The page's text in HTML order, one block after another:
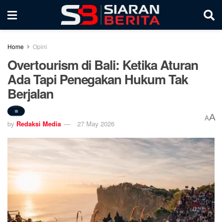
Home Opini
Overtourism di Bali: Ketika Aturan
Ada Tapi Penegakan Hukum Tak
Berjalan
by Redaksi Media 27 May 2026
AA